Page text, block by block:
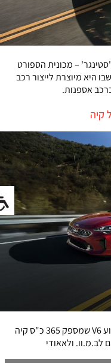
– מכונית הספורט
מיוצרת לייצור רכב
אספנות.
עם הנעה אחורית, עיצוב קופה מבריק, ומנוע V6 שמספק 365 כ"ס קיה
ולאאודי